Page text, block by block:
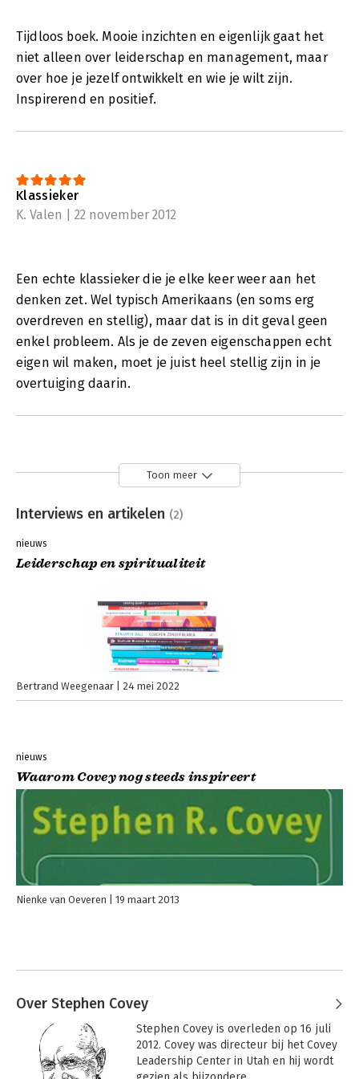
Tijdloos boek. Mooie inzichten en eigenlijk gaat het
niet alleen over leiderschap en management, maar
over hoe je jezelf ontwikkelt en wie je wilt zijn.
Inspirerend en positief.
Klassieker
K. Valen | 22 november 2012
Een echte klassieker die je elke keer weer aan het
denken zet. Wel typisch Amerikaans (en soms erg
overdreven en stellig), maar dat is in dit geval geen
enkel probleem. Als je de zeven eigenschappen echt
eigen wil maken, moet je juist heel stellig zijn in je
overtuiging daarin.
Toon meer
Interviews en artikelen (2)
nieuws
Leiderschap en spiritualiteit
Bertrand Weegenaar 24 mei 2022
nieuws
Waarom Covey nog steeds inspireert
Nienke van Oeveren 19 maart 2013
Over Stephen Covey
Stephen Covey is overleden op 16 juli
2012. Covey was directeur bij het Covey
Leadership Center in Utah en hij wordt